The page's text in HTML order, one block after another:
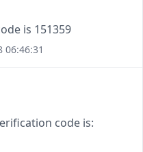
is 151359
06:46:31
code is: